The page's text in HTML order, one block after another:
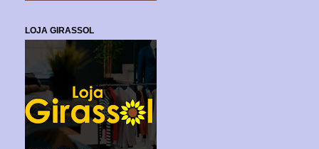
LOJA GIRASSOL